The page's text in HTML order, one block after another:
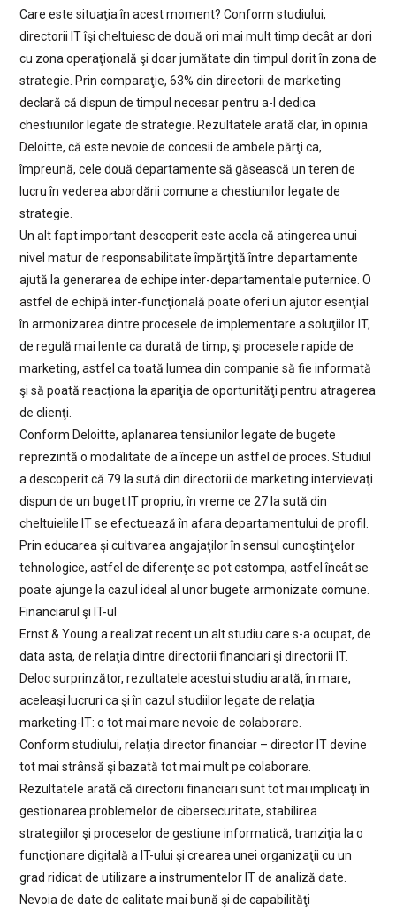
Care este situaţia în acest moment? Conform studiului,
directorii IT îşi cheltuiesc de două ori mai mult timp decât ar dori
cu zona operaţională şi doar jumătate din timpul dorit în zona de
strategie. Prin comparaţie, 63% din directorii de marketing
declară că dispun de timpul necesar pentru a-l dedica
chestiunilor legate de strategie. Rezultatele arată clar, în opinia
Deloitte, că este nevoie de concesii de ambele părţi ca,
împreună, cele două departamente să găsească un teren de
lucru în vederea abordării comune a chestiunilor legate de
strategie.
Un alt fapt important descoperit este acela că atingerea unui
nivel matur de responsabilitate împărţită între departamente
ajută la generarea de echipe inter-departamentale puternice. O
astfel de echipă inter-funcţională poate oferi un ajutor esenţial
în armonizarea dintre procesele de implementare a soluţiilor IT,
de regulă mai lente ca durată de timp, şi procesele rapide de
marketing, astfel ca toată lumea din companie să fie informată
şi să poată reacţiona la apariţia de oportunităţi pentru atragerea
de clienţi.
Conform Deloitte, aplanarea tensiunilor legate de bugete
reprezintă o modalitate de a începe un astfel de proces. Studiul
a descoperit că 79 la sută din directorii de marketing intervievaţi
dispun de un buget IT propriu, în vreme ce 27 la sută din
cheltuielile IT se efectuează în afara departamentului de profil.
Prin educarea şi cultivarea angajaţilor în sensul cunoştinţelor
tehnologice, astfel de diferenţe se pot estompa, astfel încât se
poate ajunge la cazul ideal al unor bugete armonizate comune.
Financiarul şi IT-ul
Ernst & Young a realizat recent un alt studiu care s-a ocupat, de
data asta, de relaţia dintre directorii financiari şi directorii IT.
Deloc surprinzător, rezultatele acestui studiu arată, în mare,
aceleaşi lucruri ca şi în cazul studiilor legate de relaţia
marketing-IT: o tot mai mare nevoie de colaborare.
Conform studiului, relaţia director financiar – director IT devine
tot mai strânsă şi bazată tot mai mult pe colaborare.
Rezultatele arată că directorii financiari sunt tot mai implicaţi în
gestionarea problemelor de cibersecuritate, stabilirea
strategiilor şi proceselor de gestiune informatică, tranziţia la o
funcţionare digitală a IT-ului şi crearea unei organizaţii cu un
grad ridicat de utilizare a instrumentelor IT de analiză date.
Nevoia de date de calitate mai bună şi de capabilităţi